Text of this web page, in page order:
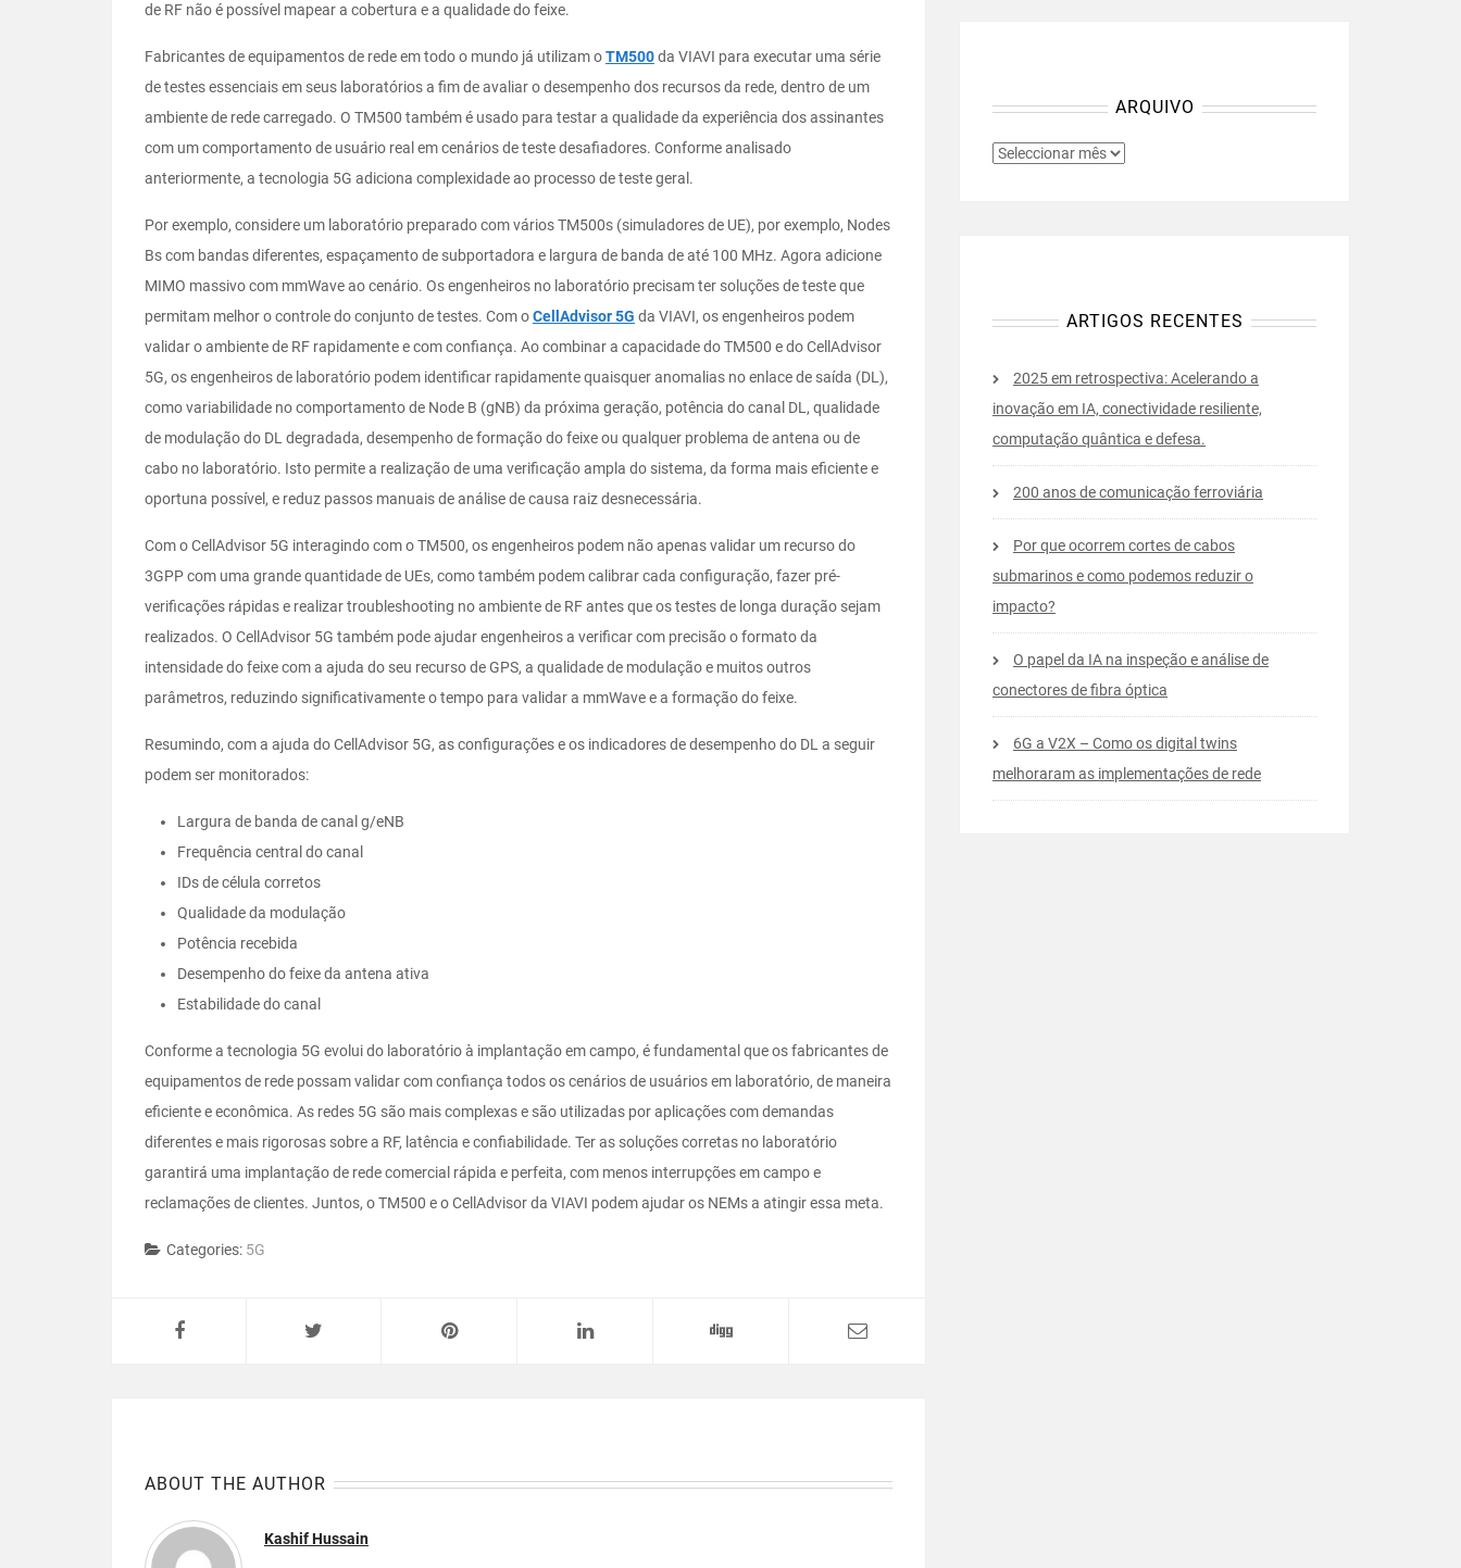
de RF não é possível mapear a cobertura e a qualidade do feixe.
Fabricantes de equipamentos de rede em todo o mundo já utilizam oTM500da VIAVI para executar uma série
de testes essenciais em seus laboratórios a fim de avaliar o desempenho dos recursos da rede, dentro de um
ambiente de rede carregado. O TM500 também é usado para testar a qualidade da experiência dos assinantes
com um comportamento de usuário real em cenários de teste desafiadores. Conforme analisado
anteriormente, a tecnologia 5G adiciona complexidade ao processo de teste geral.
Por exemplo, considere um laboratório preparado com vários TM500s (simuladores de UE), por exemplo, Nodes
Bs com bandas diferentes, espaçamento de subportadora e largura de banda de até 100 MHz. Agora adicione
MIMO massivo com mmWave ao cenário. Os engenheiros no laboratório precisam ter soluções de teste que
permitam melhor o controle do conjunto de testes. Com oCellAdvisor 5G da VIAVI, os engenheiros podem
validar o ambiente de RF rapidamente e com confiança. Ao combinar a capacidade do TM500 e do CellAdvisor
5G, os engenheiros de laboratório podem identificar rapidamente quaisquer anomalias no enlace de saída (DL),
como variabilidade no comportamento de Node B (gNB) da próxima geração, potência do canal DL, qualidade
de modulação do DL degradada, desempenho de formação do feixe ou qualquer problema de antena ou de
cabo no laboratório. Isto permite a realização de uma verificação ampla do sistema, da forma mais eficiente e
oportuna possível, e reduz passos manuais de análise de causa raiz desnecessária.
Com o CellAdvisor 5G interagindo com o TM500, os engenheiros podem não apenas validar um recurso do
3GPP com uma grande quantidade de UEs, como também podem calibrar cada configuração, fazer pré-
verificações rápidas e realizar troubleshooting no ambiente de RF antes que os testes de longa duração sejam
realizados. O CellAdvisor 5G também pode ajudar engenheiros a verificar com precisão o formato da
intensidade do feixe com a ajuda do seu recurso de GPS, a qualidade de modulação e muitos outros
parâmetros, reduzindo significativamente o tempo para validar a mmWave e a formação do feixe.
Resumindo, com a ajuda do CellAdvisor 5G, as configurações e os indicadores de desempenho do DL a seguir
podem ser monitorados:
Largura de banda de canal g/eNB
Frequência central do canal
IDs de célula corretos
Qualidade da modulação
Potência recebida
Desempenho do feixe da antena ativa
Estabilidade do canal
Conforme a tecnologia 5G evolui do laboratório à implantação em campo, é fundamental que os fabricantes de
equipamentos de rede possam validar com confiança todos os cenários de usuários em laboratório, de maneira
eficiente e econômica. As redes 5G são mais complexas e são utilizadas por aplicações com demandas
diferentes e mais rigorosas sobre a RF, latência e confiabilidade. Ter as soluções corretas no laboratório
garantirá uma implantação de rede comercial rápida e perfeita, com menos interrupções em campo e
reclamações de clientes. Juntos, o TM500 e o CellAdvisor da VIAVI podem ajudar os NEMs a atingir essa meta.
Categories: 5G
ABOUT THE AUTHOR
Kashif Hussain
ARQUIVO
ARQUIVO
ARTIGOS RECENTES
2025 em retrospectiva: Acelerando a
inovação em IA, conectividade resiliente,
computação quântica e defesa.
200 anos de comunicação ferroviária
Por que ocorrem cortes de cabos
submarinos e como podemos reduzir o
impacto?
O papel da IA na inspeção e análise de
conectores de fibra óptica
6G a V2X – Como os digital twins
melhoraram as implementações de rede